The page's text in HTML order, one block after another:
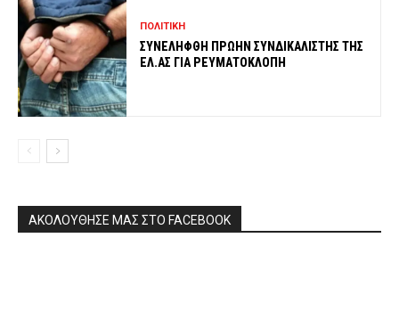
ΠΟΛΙΤΙΚΗ
ΣΥΝΕΛΗΦΘΗ ΠΡΩΗΝ ΣΥΝΔΙΚΑΛΙΣΤΗΣ ΤΗΣ
ΕΛ.ΑΣ ΓΙΑ ΡΕΥΜΑΤΟΚΛΟΠΗ
ΑΚΟΛΟΥΘΗΣΕ ΜΑΣ ΣΤΟ FACEBOOK